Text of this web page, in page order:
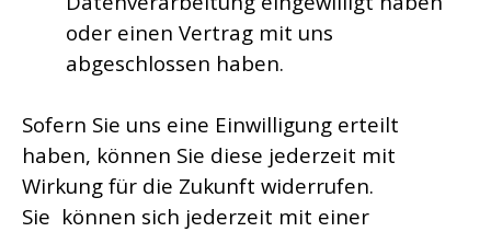
oder einen Vertrag mit uns
abgeschlossen haben.
Sofern Sie uns eine Einwilligung erteilt
haben, können Sie diese jederzeit mit
Wirkung für die Zukunft widerrufen.
Sie können sich jederzeit mit einer